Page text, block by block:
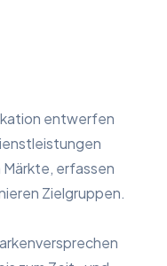
entwerfen
erfassen
Zielgruppen.